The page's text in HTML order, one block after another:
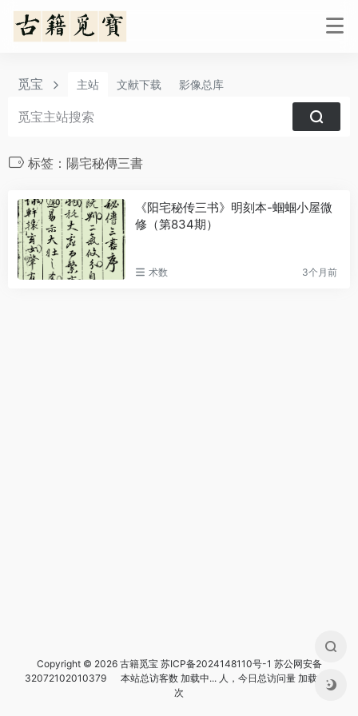
觅宝 主站 文献下载 影像总库
标签：陽宅秘傳三書
《阳宅秘传三书》明刻本-蝈蝈小屋微
修（第834期）
术数 3个月前
Copyright © 2026 古籍觅宝 苏ICP备2024148110号-1 苏公网安备
32072102010379
本站总访客数 加载中...人，今日总访问量 加载中...
次